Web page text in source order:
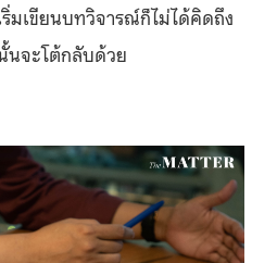
มเขียนบทวิจารณ์ก็ไม่ได้คิดถึง
นจะโต้กลับด้วย